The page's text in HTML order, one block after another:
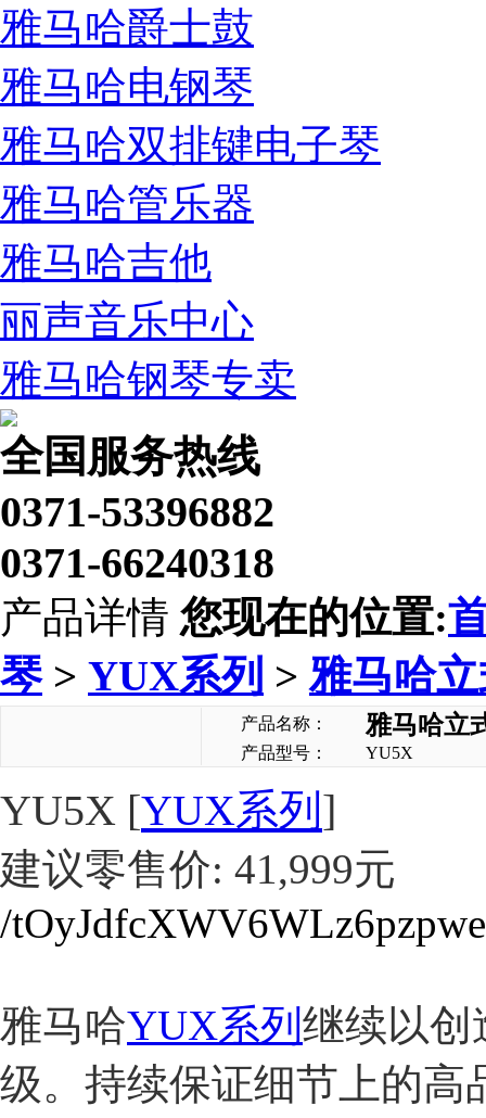
雅马哈爵士鼓
雅马哈电钢琴
雅马哈双排键电子琴
雅马哈管乐器
雅马哈吉他
丽声音乐中心
雅马哈钢琴专卖
全国服务热线
0371-53396882
0371-66240318
产品详情 您现在的位置:
琴> YUX系列 >雅马哈
产品名称： 雅马哈立
产品型号： YU5X
YU5X [YUX系列 ]
建议零售价: 41,999元
/
雅马哈YUX系列 继续以创
级。持续保证细节上的高